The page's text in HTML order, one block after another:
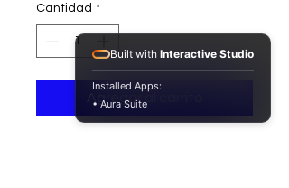
Cantidad *
Agregar al carrito
Built with Interactive Studio
Installed Apps:
• Aura Suite